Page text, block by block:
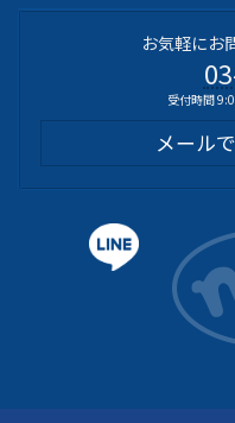
お気軽にお
受付時間
メール